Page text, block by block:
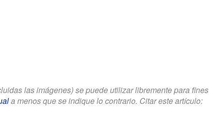
las imágenes) se puede utilizar libremente para fines
a menos que se indique lo contrario. Citar este artículo: